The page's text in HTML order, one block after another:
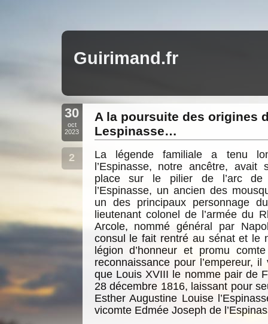
Guirimand.fr
30
oct
2023
2
A la poursuite des origines
Lespinasse…
La légende familiale a tenu
l’Espinasse, notre ancêtre,
place sur le pilier de l’arc de
l’Espinasse, un ancien des
un des principaux personnage
lieutenant colonel de l’armée du
Arcole, nommé général par
consul le fait rentré au sénat et le
légion d’honneur et promu
reconnaissance pour l’empereur,
que Louis XVIII le nomme pair de
28 décembre 1816, laissant pour
Esther Augustine Louise
vicomte Edmée Joseph de